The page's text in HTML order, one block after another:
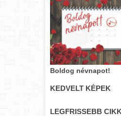
Boldog névnapot!
KEDVELT KÉPEK
LEGFRISSEBB